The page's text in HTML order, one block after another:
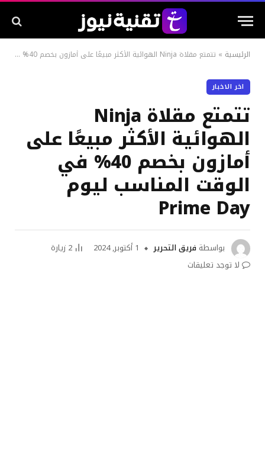
الرئيسية » تتمتع مقلاة Ninja الهوائية الأكثر مبيعًا على أمازون بخصم 40% في الوقت المناسب ليوم Prime Day
اخر الاخبار
تتمتع مقلاة Ninja
الهوائية الأكثر مبيعًا على
أمازون بخصم 40% في
الوقت المناسب ليوم
Prime Day
بواسطة فريق التحرير 1 أكتوبر, 2024 2 زيارة
لا توجد تعليقات